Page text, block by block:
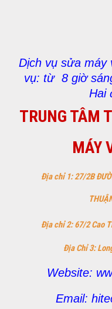
Dịch vụ sửa máy
vụ: từ 8 giờ
Hai
TRUNG TÂM
MÁY
Địa chỉ 1: 27/2B
Địa chỉ 2: 67/2 Cao
Địa Chỉ 3:
Website:
Email: